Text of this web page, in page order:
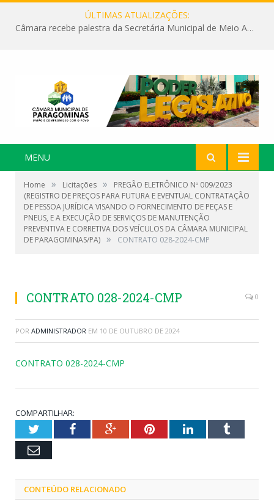
ÚLTIMAS ATUALIZAÇÕES:
Câmara recebe palestra da Secretária Municipal de Meio Ambiente sobre as ações da “SEMANA DO MEIO AMBIENTE”
MENU
Home » Licitações »
PREGÃO ELETRÔNICO Nº 009/2023
(REGISTRO DE PREÇOS PARA FUTURA E EVENTUAL CONTRATAÇÃO
DE PESSOA JURÍDICA VISANDO O FORNECIMENTO DE PEÇAS E
PNEUS, E A EXECUÇÃO DE SERVIÇOS DE MANUTENÇÃO
PREVENTIVA E CORRETIVA DOS VEÍCULOS DA CÂMARA MUNICIPAL
DE PARAGOMINAS/PA) » CONTRATO 028-2024-CMP
CONTRATO 028-2024-CMP 0
POR ADMINISTRADOR EM 10 DE OUTUBRO DE 2024
CONTRATO 028-2024-CMP
COMPARTILHAR:
TwitterFacebookGoogle+PinterestLinkedInTumblr
Email
CONTEÚDO RELACIONADO